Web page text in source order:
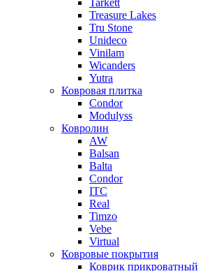
Treasure Lakes
Tru Stone
Unideco
Vinilam
Wicanders
Yutra
Ковровая плитка
Condor
Modulyss
Ковролин
AW
Balsan
Balta
Condor
ITC
Real
Timzo
Vebe
Virtual
Ковровые покрытия
Коврик прикроватный